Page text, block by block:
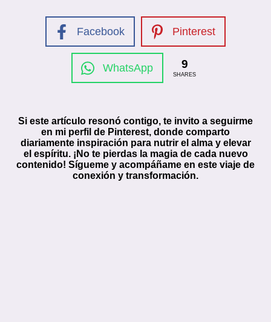
Facebook Pinterest
WhatsApp 9
SHARES
Si este artículo resonó contigo, te invito a seguirme
en mi perfil de Pinterest, donde comparto
diariamente inspiración para nutrir el alma y elevar
el espíritu. ¡No te pierdas la magia de cada nuevo
contenido! Sígueme y acompáñame en este viaje de
conexión y transformación.